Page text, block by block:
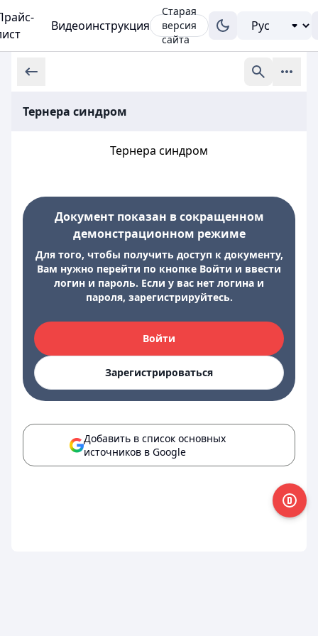
Видеоинструкция
Старая
версия
сайта
Тернера синдром
Тернера синдром
Документ показан в сокращенном
демонстрационном режиме
Для того, чтобы получить доступ к документу,
Вам нужно перейти по кнопке Войти и ввести
логин и пароль. Если у вас нет логина и
пароля, зарегистрируйтесь.
Войти
Зарегистрироваться
Добавить в список основных
источников в Google